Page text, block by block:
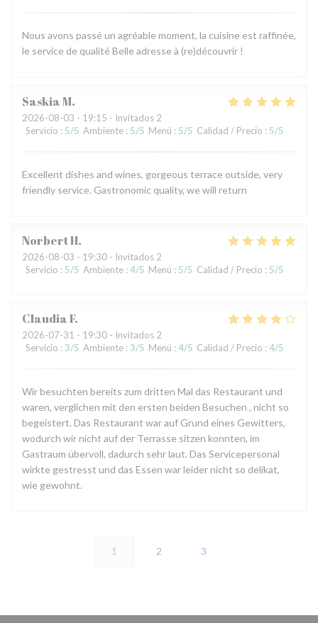
Nous avons passé un agréable moment, la cuisine est raffinée,
le service de qualité Belle adresse à (re)découvrir !
SaskiaM
2026-08-03 - 19:15 - Invitados 2
Servicio : 5/5 Ambiente : 5/5 Menú : 5/5 Calidad / Precio : 5/5
Excellent dishes and wines, gorgeous terrace outside, very
friendly service. Gastronomic quality, we will return
NorbertH
2026-08-03 - 19:30 - Invitados 2
Servicio : 5/5 Ambiente : 4/5 Menú : 5/5 Calidad / Precio : 5/5
ClaudiaF
2026-07-31 - 19:30 - Invitados 2
Servicio : 3/5 Ambiente : 3/5 Menú : 4/5 Calidad / Precio : 4/5
Wir besuchten bereits zum dritten Mal das Restaurant und
waren, verglichen mit den ersten beiden Besuchen , nicht so
begeistert. Das Restaurant war auf Grund eines Gewitters,
wodurch wir nicht auf der Terrasse sitzen konnten, im
Gastraum übervoll, dadurch sehr laut. Das Servicepersonal
wirkte gestresst und das Essen war leider nicht so delikat,
wie gewohnt.
1 2 3